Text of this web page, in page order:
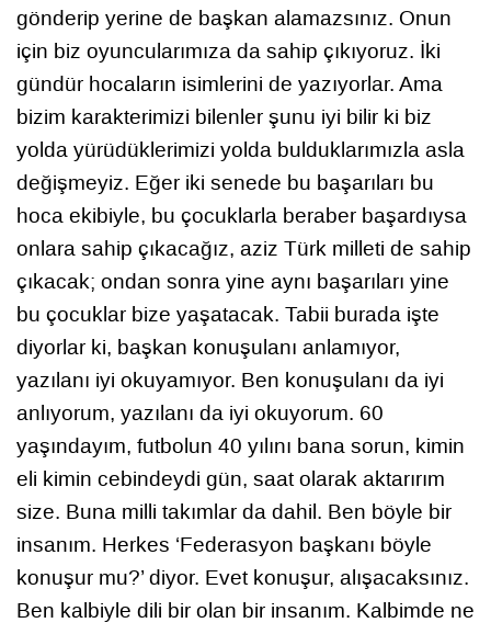
gönderip yerine de başkan alamazsınız. Onun
için biz oyuncularımıza da sahip çıkıyoruz. İki
gündür hocaların isimlerini de yazıyorlar. Ama
bizim karakterimizi bilenler şunu iyi bilir ki biz
yolda yürüdüklerimizi yolda bulduklarımızla asla
değişmeyiz. Eğer iki senede bu başarıları bu
hoca ekibiyle, bu çocuklarla beraber başardıysa
onlara sahip çıkacağız, aziz Türk milleti de sahip
çıkacak; ondan sonra yine aynı başarıları yine
bu çocuklar bize yaşatacak. Tabii burada işte
diyorlar ki, başkan konuşulanı anlamıyor,
yazılanı iyi okuyamıyor. Ben konuşulanı da iyi
anlıyorum, yazılanı da iyi okuyorum. 60
yaşındayım, futbolun 40 yılını bana sorun, kimin
eli kimin cebindeydi gün, saat olarak aktarırım
size. Buna milli takımlar da dahil. Ben böyle bir
insanım. Herkes ‘Federasyon başkanı böyle
konuşur mu?’ diyor. Evet konuşur, alışacaksınız.
Ben kalbiyle dili bir olan bir insanım. Kalbimde ne